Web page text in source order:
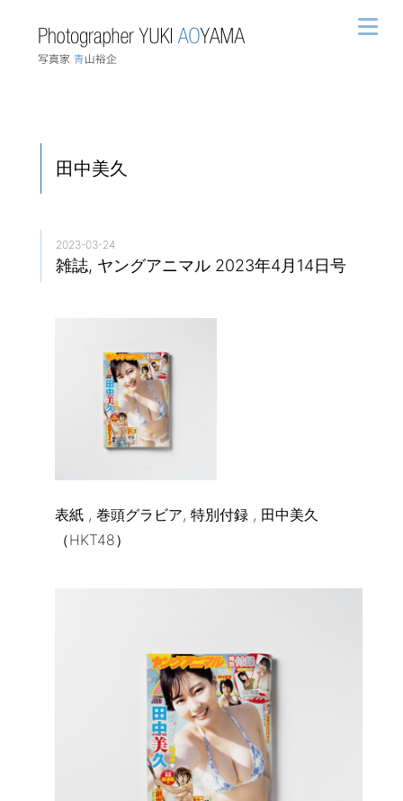
田中美久
2023-03-24
雑誌, ヤングアニマル 2023年4月14日号
表紙 , 巻頭グラビア, 特別付録 , 田中美久
（HKT48）